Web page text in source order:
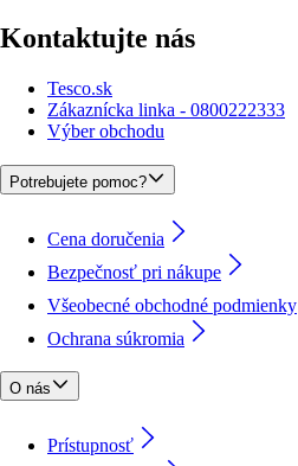
Kontaktujte nás
Tesco.sk
Zákaznícka linka - 0800222333
Výber obchodu
Potrebujete pomoc?
Cena doručenia
Bezpečnosť pri nákupe
Všeobecné obchodné podmienky
Ochrana súkromia
O nás
Prístupnosť